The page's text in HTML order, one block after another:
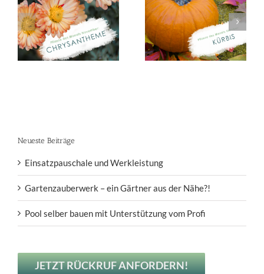
Pflanze des
Monats
(10/19): Kürbis
Pflanze des
Monats
(09/19):
Sonnenblume
Neueste Beiträge
Einsatzpauschale und Werkleistung
Gartenzauberwerk – ein Gärtner aus der Nähe?!
Pool selber bauen mit Unterstützung vom Profi
JETZT RÜCKRUF ANFORDERN!